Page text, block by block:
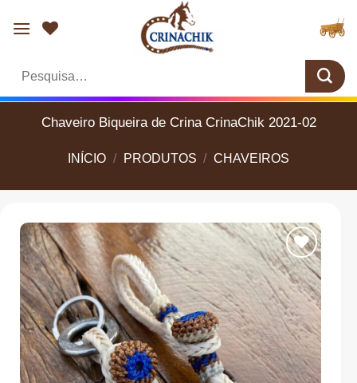
Pesquisar
Chaveiro Biqueira de Crina CrinaChik 2021-02
INÍCIO / PRODUTOS / CHAVEIROS
Add aos
Favoritos